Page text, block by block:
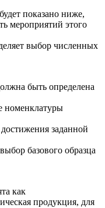
показано ниже,
мероприятий этого
выбор численных
быть определена
номенклатуры
заданной
базового образца
как
продукция, для